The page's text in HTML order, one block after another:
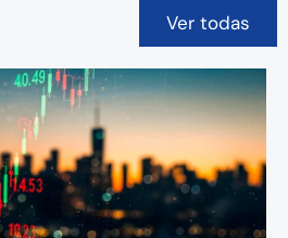
Ver todas